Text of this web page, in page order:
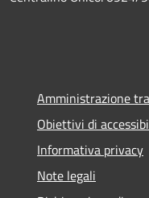
Amministrazione
Obiettivi di
Informativa privacy
Note legali